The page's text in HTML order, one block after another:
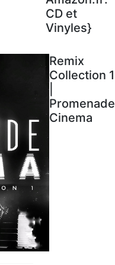
CD et
Vinyles}
Remix
Collection 1
Promenade
Cinema